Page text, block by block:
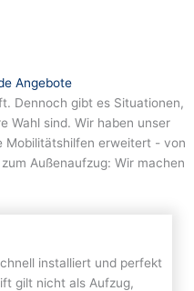
Angebote
Dennoch gibt es Situationen,
Wahl sind. Wir haben unser
Mobilitätshilfen erweitert - von
Außenaufzug: Wir machen
installiert und perfekt
gilt nicht als Aufzug,